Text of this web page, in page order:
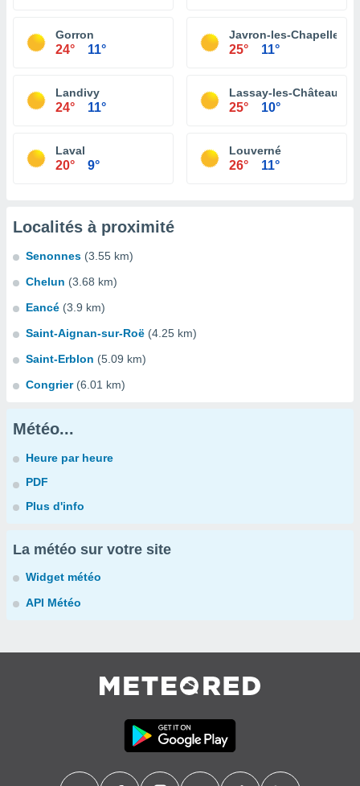
Gorron
24° 11°
Javron-les-Chapelles
25° 11°
Landivy
24° 11°
Lassay-les-Châteaux
25° 10°
Laval
20° 9°
Louverné
26° 11°
Localités à proximité
Senonnes (3.55 km)
Chelun (3.68 km)
Eancé (3.9 km)
Saint-Aignan-sur-Roë (4.25 km)
Saint-Erblon (5.09 km)
Congrier (6.01 km)
Météo...
Heure par heure
PDF
Plus d'info
La météo sur votre site
Widget météo
API Météo